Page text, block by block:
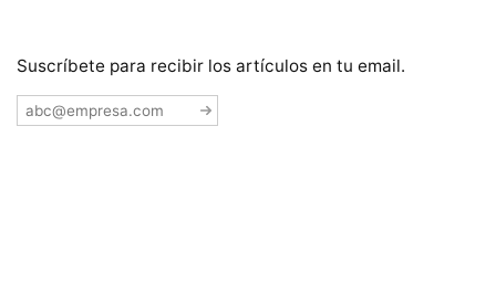
Suscríbete para recibir los artículos en tu email.